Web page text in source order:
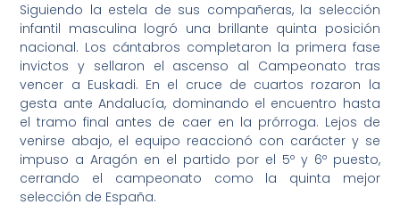
Siguiendo la estela de sus compañeras, la selección
infantil masculina logró una brillante quinta posición
nacional. Los cántabros completaron la primera fase
invictos y sellaron el ascenso al Campeonato tras
vencer a Euskadi. En el cruce de cuartos rozaron la
gesta ante Andalucía, dominando el encuentro hasta
el tramo final antes de caer en la prórroga. Lejos de
venirse abajo, el equipo reaccionó con carácter y se
impuso a Aragón en el partido por el 5º y 6º puesto,
cerrando el campeonato como la quinta mejor
selección de España.